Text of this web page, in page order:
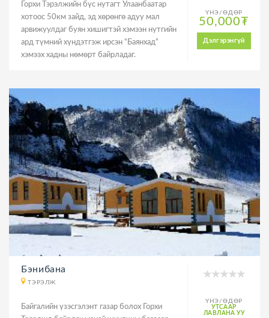
Горхи Тэрэлжийн бүс нутагт Улаанбаатар
хотоос 50км зайд, эд хөрөнгө адуу мал
арвижуулдаг буян хишигтэй хэмээн нутгийн
ард түмний хүндэтгэж ирсэн “Баянхад”
хэмээх хадны нөмөрт байрладаг.
ҮНЭ/ӨДӨР
50,000₮
Дэлгэрэнгүй
Бэнибана
ТЭРЭЛЖ
Байгалийн үзэсгэлэнт газар болох Горхи
ҮНЭ/ӨДӨР
УТСААР
ЛАВЛАНА УУ